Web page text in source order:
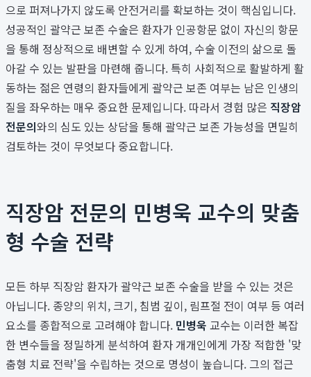
으로 퍼져나가지 않도록 안전거리를 확보하는 것이 핵심입니다.
성공적인 괄약근 보존 수술은 환자가 인공항문 없이 자신의 항문
을 통해 정상적으로 배변할 수 있게 하여, 수술 이전의 삶으로 돌
아갈 수 있는 발판을 마련해 줍니다. 특히 사회적으로 활발하게 활
동하는 젊은 연령의 환자들에게 괄약근 보존 여부는 남은 인생의
질을 좌우하는 매우 중요한 문제입니다. 따라서 경험 많은 직장암
전문의와의 심도 있는 상담을 통해 괄약근 보존 가능성을 면밀히
검토하는 것이 무엇보다 중요합니다.
직장암 전문의 민병욱 교수의 맞춤
형 수술 전략
모든 하부 직장암 환자가 괄약근 보존 수술을 받을 수 있는 것은
아닙니다. 종양의 위치, 크기, 침범 깊이, 림프절 전이 여부 등 여러
요소를 종합적으로 고려해야 합니다. 민병욱 교수는 이러한 복잡
한 변수들을 정밀하게 분석하여 환자 개개인에게 가장 적합한 '맞
춤형 치료 전략'을 수립하는 것으로 명성이 높습니다. 그의 접근